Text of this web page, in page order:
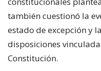
también cuestionó la
estado de excepción y
disposiciones
Constitución.